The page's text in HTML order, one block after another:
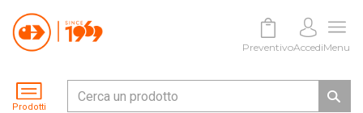
Prodotti
PreventivoAccediMenu